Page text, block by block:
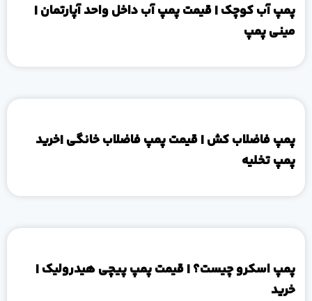
پمپ آب کوچک | قیمت پمپ آب داخل واحد آپارتمان |
مینی پمپ
پمپ فاضلاب کش | قیمت پمپ فاضلاب خانگی |خرید
پمپ تخلیه
پمپ اسکرو چیست؟ | قیمت پمپ پیچی هیدرولیک |
خرید